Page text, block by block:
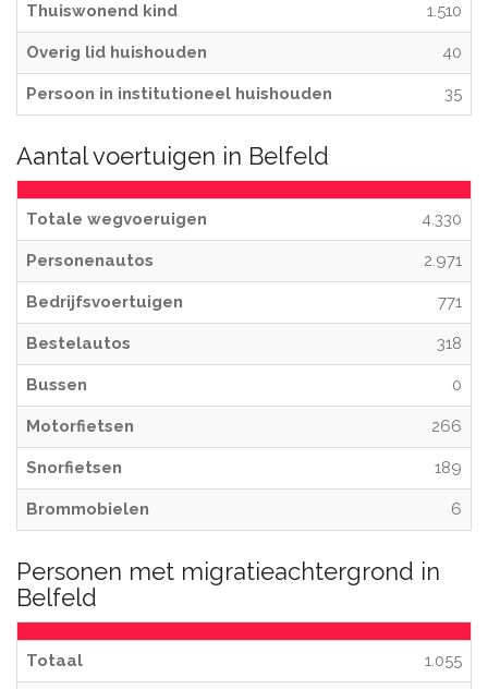
Thuiswonend kind 1.510
Overig lid huishouden 40
Persoon in institutioneel huishouden 35
Aantal voertuigen in Belfeld
Totale wegvoeruigen 4.330
Personenautos 2.971
Bedrijfsvoertuigen 771
Bestelautos 318
Bussen 0
Motorfietsen 266
Snorfietsen 189
Brommobielen 6
Personen met migratieachtergrond in
Belfeld
Totaal 1.055